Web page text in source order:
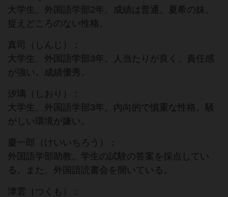
大学生、外国語学部2年。成績は普通。夏希の妹。
捉えどころのない性格。
真司（しんじ）：
大学生、外国語学部3年。人当たりが良く、責任感
が強い。成績優秀。
汐璃（しおり）：
大学生、外国語学部3年。内向的で慎重な性格。騒
がしい環境が嫌い。
慶一郎（けいいちろう）：
外国語学部助教。学生の試験の答案を採点してい
る。また、外国語読書会を開いている。
津雲（つくも）：